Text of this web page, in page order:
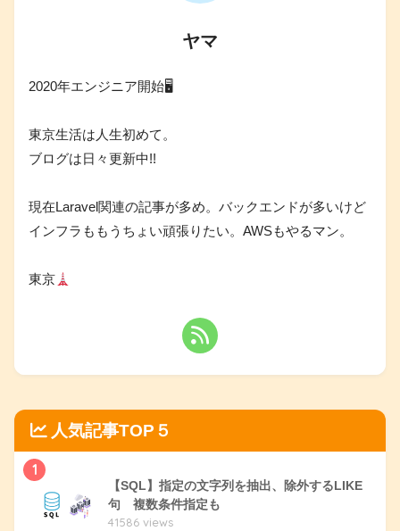
ヤマ
2020年エンジニア開始🖥
東京生活は人生初めて。
ブログは日々更新中!!
現在Laravel関連の記事が多め。バックエンドが多いけど
インフラももうちょい頑張りたい。AWSもやるマン。
東京
人気記事TOP５
1
【SQL】指定の文字列を抽出、除外するLIKE
句 複数条件指定も
41586 views